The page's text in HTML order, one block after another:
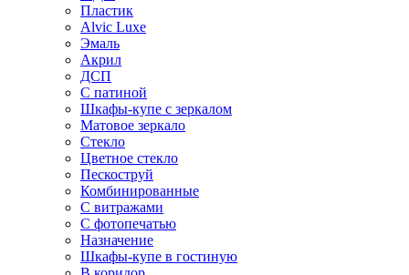
Пластик
Alvic Luxe
Эмаль
Акрил
ДСП
С патиной
Шкафы-купе с зеркалом
Матовое зеркало
Стекло
Цветное стекло
Пескоструй
Комбинированные
С витражами
С фотопечатью
Назначение
Шкафы-купе в гостиную